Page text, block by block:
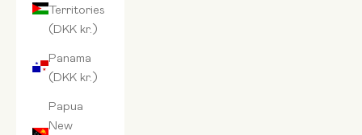
Territories
(DKK kr.)
Panama
(DKK kr.)
Papua
New